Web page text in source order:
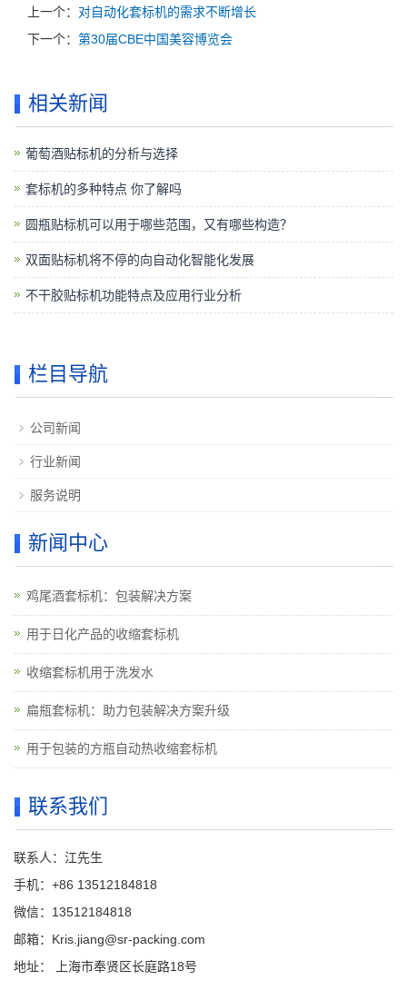
上一个： 对自动化套标机的需求不断增长
下一个： 第30届CBE中国美容博览会
相关新闻
葡萄酒贴标机的分析与选择
套标机的多种特点 你了解吗
圆瓶贴标机可以用于哪些范围，又有哪些构造？
双面贴标机将不停的向自动化智能化发展
不干胶贴标机功能特点及应用行业分析
栏目导航
公司新闻
行业新闻
服务说明
新闻中心
鸡尾酒套标机：包装解决方案
用于日化产品的收缩套标机
收缩套标机用于洗发水
扁瓶套标机：助力包装解决方案升级
用于包装的方瓶自动热收缩套标机
联系我们
联系人：江先生
手机：+86 13512184818
微信：13512184818
邮箱：Kris.jiang@sr-packing.com
地址： 上海市奉贤区长庭路18号